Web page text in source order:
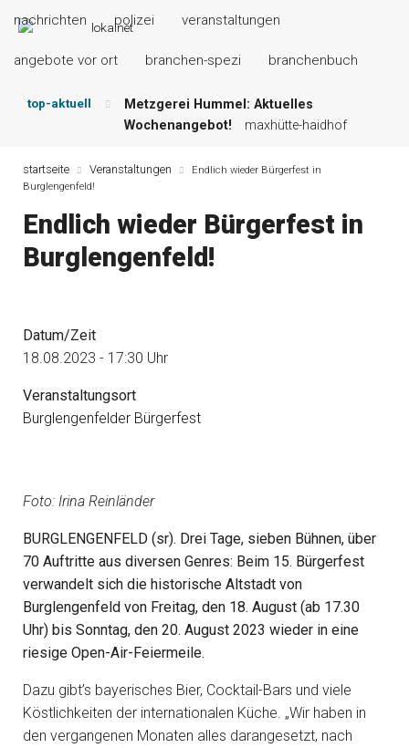
nachrichten polizei veranstaltungen
angebote vor ort branchen-spezi branchenbuch
top-aktuell
Metzgerei Hummel: Aktuelles
Wochenangebot!
maxhütte-haidhof
Grillspezialitäten u.v.m.!
kallmünz
Der „deutsche Michel“ muss nun
zahlen! kommentare & serien &
leserbriefe
Region!
startseite Veranstaltungen
Endlich wieder Bürgerfest in
Burglengenfeld!
Endlich wieder Bürgerfest in
Burglengenfeld!
Datum/Zeit
18.08.2023 - 17:30 Uhr
Veranstaltungsort
Burglengenfelder Bürgerfest
Foto: Irina Reinländer
BURGLENGENFELD (sr). Drei Tage, sieben Bühnen, über
70 Auftritte aus diversen Genres: Beim 15. Bürgerfest
verwandelt sich die historische Altstadt von
Burglengenfeld von Freitag, den 18. August (ab 17.30
Uhr) bis Sonntag, den 20. August 2023 wieder in eine
riesige Open-Air-Feiermeile.
Dazu gibt’s bayerisches Bier, Cocktail-Bars und viele
Köstlichkeiten der internationalen Küche. „Wir haben in
den vergangenen Monaten alles darangesetzt, nach